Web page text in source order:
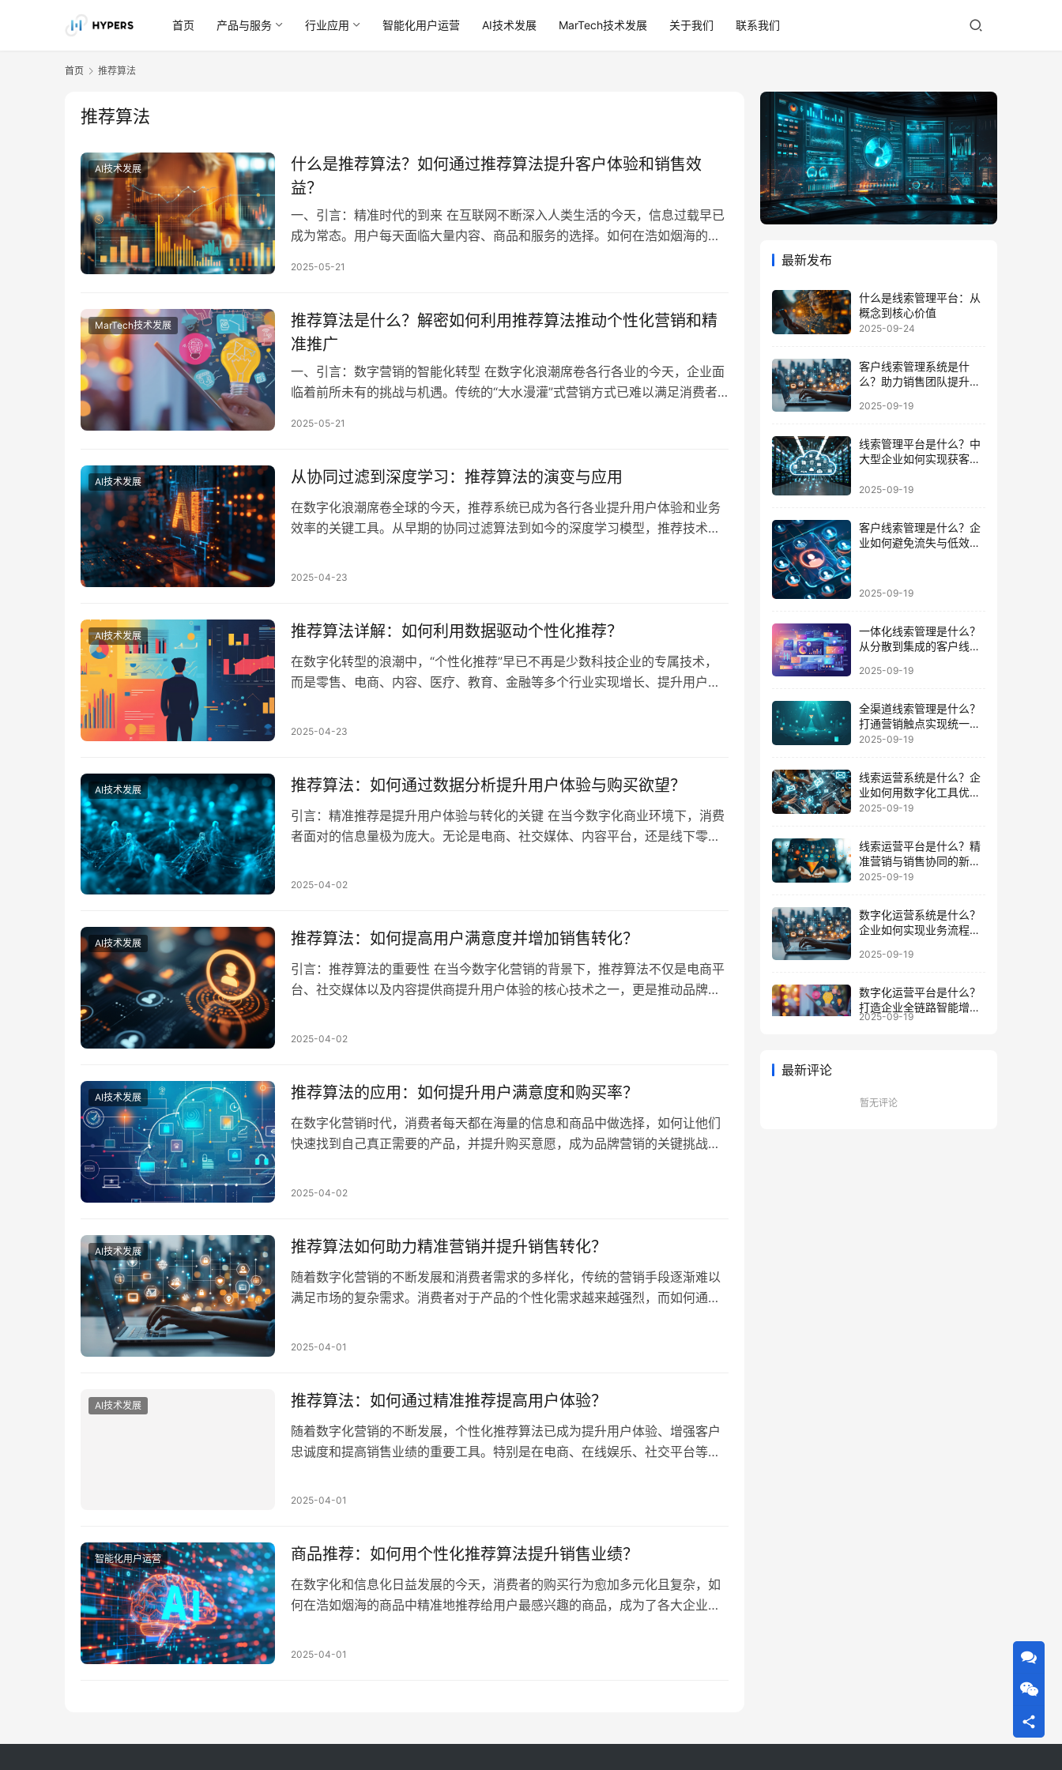
首页 产品与服务 行业应用 智能化用户运营 AI技术发展 MarTech技术发展 关于我们 联系我们
首页 推荐算法
推荐算法
AI技术发展
什么是推荐算法？如何通过推荐算法提升客户体验和销售效
益？
一、引言：精准时代的到来 在互联网不断深入人类生活的今天，信息过载早已
成为常态。用户每天面临大量内容、商品和服务的选择。如何在浩如烟海的信
2025-05-21
MarTech技术发展
推荐算法是什么？解密如何利用推荐算法推动个性化营销和精
准推广
一、引言：数字营销的智能化转型 在数字化浪潮席卷各行各业的今天，企业面
临着前所未有的挑战与机遇。传统的“大水漫灌”式营销方式已难以满足消费者
数据的深度分析…
2025-05-21
AI技术发展 从协同过滤到深度学习：推荐算法的演变与应用
在数字化浪潮席卷全球的今天，推荐系统已成为各行各业提升用户体验和业务
效率的关键工具。从早期的协同过滤算法到如今的深度学习模型，推荐技术经
2025-04-23
AI技术发展 推荐算法详解：如何利用数据驱动个性化推荐？
在数字化转型的浪潮中，“个性化推荐”早已不再是少数科技企业的专属技术，
而是零售、电商、内容、医疗、教育、金融等多个行业实现增长、提升用户体
2025-04-23
AI技术发展 推荐算法：如何通过数据分析提升用户体验与购买欲望？
引言：精准推荐是提升用户体验与转化的关键 在当今数字化商业环境下，消费
者面对的信息量极为庞大。无论是电商、社交媒体、内容平台，还是线下零
2025-04-02
AI技术发展 推荐算法：如何提高用户满意度并增加销售转化？
引言：推荐算法的重要性 在当今数字化营销的背景下，推荐算法不仅是电商平
台、社交媒体以及内容提供商提升用户体验的核心技术之一，更是推动品牌增
2025-04-02
AI技术发展 推荐算法的应用：如何提升用户满意度和购买率？
在数字化营销时代，消费者每天都在海量的信息和商品中做选择，如何让他们
快速找到自己真正需要的产品，并提升购买意愿，成为品牌营销的关键挑战。
2025-04-02
AI技术发展 推荐算法如何助力精准营销并提升销售转化？
随着数字化营销的不断发展和消费者需求的多样化，传统的营销手段逐渐难以
满足市场的复杂需求。消费者对于产品的个性化需求越来越强烈，而如何通过
2025-04-01
AI技术发展 推荐算法：如何通过精准推荐提高用户体验？
随着数字化营销的不断发展，个性化推荐算法已成为提升用户体验、增强客户
忠诚度和提高销售业绩的重要工具。特别是在电商、在线娱乐、社交平台等领
2025-04-01
智能化用户运营 商品推荐：如何用个性化推荐算法提升销售业绩？
在数字化和信息化日益发展的今天，消费者的购买行为愈加多元化且复杂，如
何在浩如烟海的商品中精准地推荐给用户最感兴趣的商品，成为了各大企业尤
2025-04-01
最新发布
什么是线索管理平台：从
概念到核心价值
2025-09-24
客户线索管理系统是什
么？助力销售团队提升成
2025-09-19
线索管理平台是什么？中
大型企业如何实现获客到
2025-09-19
客户线索管理是什么？企
业如何避免流失与低效跟
2025-09-19
一体化线索管理是什么？
从分散到集成的客户线索
2025-09-19
全渠道线索管理是什么？
打通营销触点实现统一数
据运营的路径
2025-09-19
线索运营系统是什么？企
业如何用数字化工具优化
客户全周期
2025-09-19
线索运营平台是什么？精
准营销与销售协同的新增
长引擎
2025-09-19
数字化运营系统是什么？
企业如何实现业务流程与
2025-09-19
数字化运营平台是什么？
打造企业全链路智能增长
的底座
2025-09-19
最新评论
暂无评论